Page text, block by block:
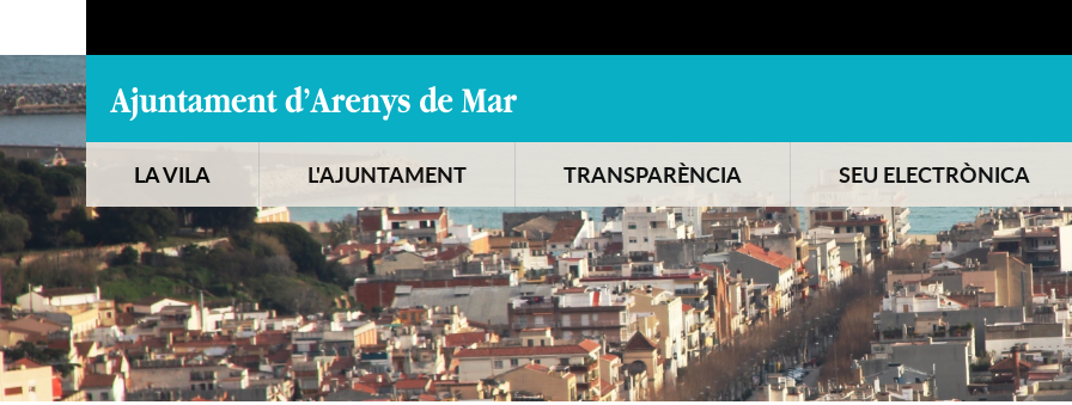
LA VILA L'AJUNTAMENT TRANSPARÈNCIA SEU ELECTRÒNICA